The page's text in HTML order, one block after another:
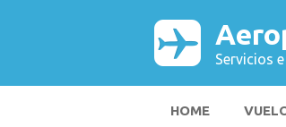
Servicios
HOME